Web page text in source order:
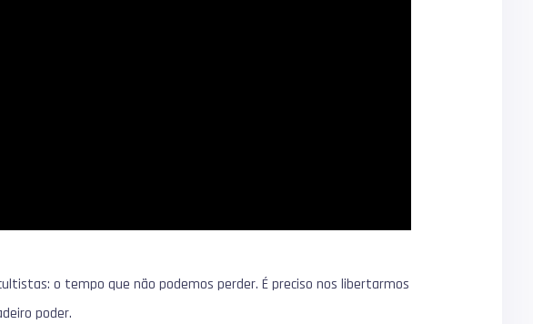
o tempo que não podemos perder. É preciso nos libertarmos
poder.